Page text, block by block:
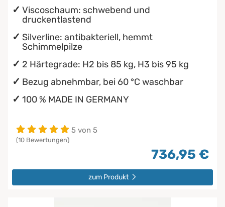
Viscoschaum: schwebend und
druckentlastend
Silverline: antibakteriell, hemmt
Schimmelpilze
2 Härtegrade: H2 bis 85 kg, H3 bis 95 kg
Bezug abnehmbar, bei 60 °C waschbar
100 % MADE IN GERMANY
5 von 5
(10 Bewertungen)
736,95 €
zum Produkt